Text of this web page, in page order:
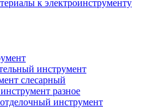
к электроинструменту
инструмент
слесарный
разное
инструмент